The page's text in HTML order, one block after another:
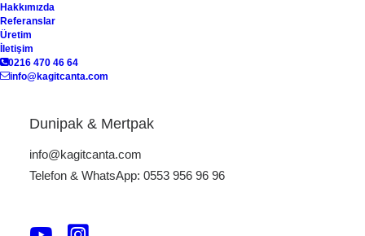
Hakkımızda
Referanslar
Üretim
İletişim
0216 470 46 64
info@kagitcanta.com
Dunipak & Mertpak
info@kagitcanta.com
Telefon & WhatsApp: 0553 956 96 96
Makaron Kutusu MK-01
macaron kutusu